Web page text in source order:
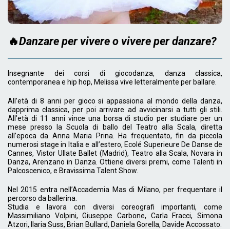
🔥Danzare per vivere o vivere per danzare?
Insegnante dei corsi di giocodanza, danza classica,
contemporanea e hip hop, Melissa vive letteralmente per ballare.
All’età di 8 anni per gioco si appassiona al mondo della danza,
dapprima classica, per poi arrivare ad avvicinarsi a tutti gli stili.
All’età di 11 anni vince una borsa di studio per studiare per un
mese presso la Scuola di ballo del Teatro alla Scala, diretta
all’epoca da Anna Maria Prina. Ha frequentato, fin da piccola
numerosi stage in Italia e all’estero, Ecolé Superieure De Danse de
Cannes, Vistor Ullate Ballet (Madrid), Teatro alla Scala, Novara in
Danza, Arenzano in Danza. Ottiene diversi premi, come Talenti in
Palcoscenico, e Bravissima Talent Show.
Nel 2015 entra nell’Accademia Mas di Milano, per frequentare il
percorso da ballerina.
Studia e lavora con diversi coreografi importanti, come
Massimiliano Volpini, Giuseppe Carbone, Carla Fracci, Simona
Atzori, Ilaria Suss, Brian Bullard, Daniela Gorella, Davide Accossato.